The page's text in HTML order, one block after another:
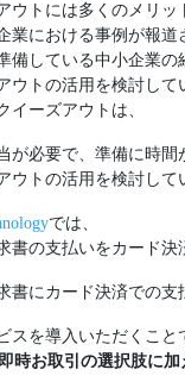
ウトには多くのメリッ
業における事例が報道
備している中小企業の
ウトの活用を検討して
イーズアウトは、
が必要で、準備に時間
ウトの活用を検討して
では、
書の支払いをカード決
書にカード決済での
スを導入いただくこと
時お取引の選択肢に加